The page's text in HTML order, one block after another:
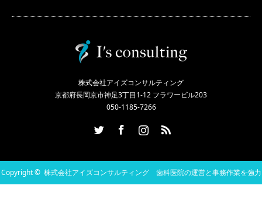
株式会社アイズコンサルティング
京都府長岡京市神足3丁目1-12 フラワービル203
050-1185-7266
InstagramRSS
Copyright © 株式会社アイズコンサルティング 歯科医院の運営と事務作業を強力